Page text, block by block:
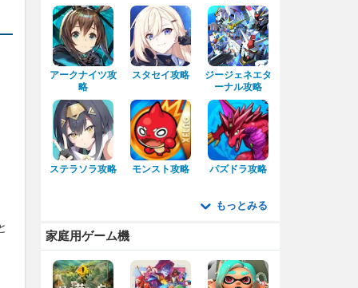
アークナイツ攻
略
スタセイ攻略
ジージェネエタ
ーナル攻略
ステラソラ攻略 モンスト攻略 パズドラ攻略
もっとみる
家庭用ゲーム機